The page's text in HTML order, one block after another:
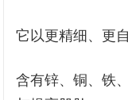
它以更精细、更
含有锌、铜、铁